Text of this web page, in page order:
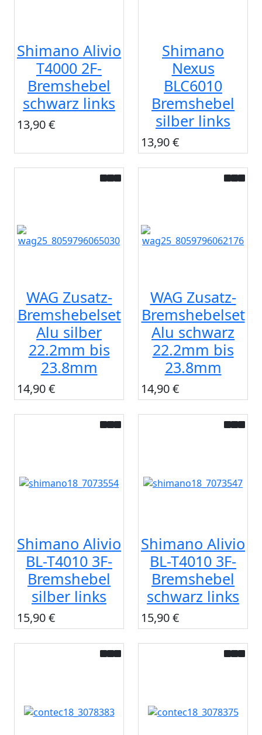
Shimano Alivio
T4000 2F-
Bremshebel
schwarz links
13,90 €
Shimano
Nexus
BLC6010
Bremshebel
silber links
13,90 €
WAG Zusatz-
Bremshebelset
Alu silber
22.2mm bis
23.8mm
14,90 €
WAG Zusatz-
Bremshebelset
Alu schwarz
22.2mm bis
23.8mm
14,90 €
Shimano Alivio
BL-T4010 3F-
Bremshebel
silber links
15,90 €
Shimano Alivio
BL-T4010 3F-
Bremshebel
schwarz links
15,90 €